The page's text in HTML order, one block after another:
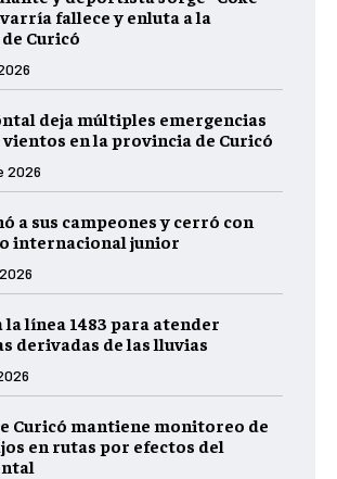
fallece y enluta a la
Curicó
deja múltiples emergencias
en la provincia de Curicó
2026
a sus campeones y cerró con
internacional junior
la línea 1483 para atender
derivadas de las lluvias
Curicó mantiene monitoreo de
en rutas por efectos del